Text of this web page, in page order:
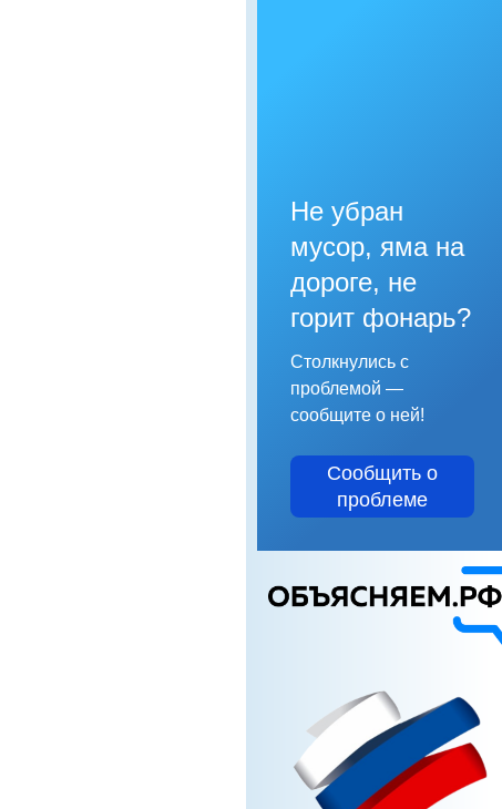
Не убран
мусор, яма на
дороге, не
горит фонарь?
Столкнулись с
проблемой —
сообщите о ней!
Сообщить о
проблеме